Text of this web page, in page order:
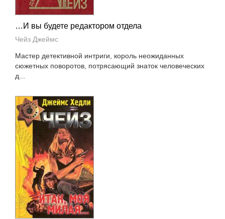
…И вы будете редактором отдела
Чейз Джеймс
Мастер детективной интриги, король неожиданных
сюжетных поворотов, потрясающий знаток человеческих
д...